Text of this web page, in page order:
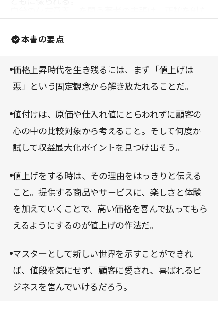
スパーソンが読むべき一冊である。
本書の要点
価格上昇時代を生き残るには、まず「値上げは
悪」という固定観念から解き放たれることだ。
値付けは、原価や仕入れ値にとらわれずに顧客の
心の中の比較対象から考えること。そして何度か
試して収益最大化ポイントを見つけ出そう。
値上げをする時は、その理由をはっきりと伝える
こと。提供する商品やサービスに、楽しさと体験
を加えていくことで、高い価格を喜んで払ってもら
えるようにするのが値上げの作法だ。
マスターとして新しい世界を示すことができれ
ば、値段を気にせず、顧客に愛され、喜ばれるビ
ジネスを営んでいけるだろう。